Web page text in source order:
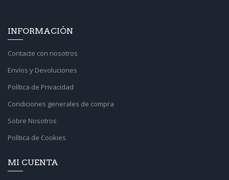
INFORMACIÓN
Contacte con nosotros
Envíos y Devoluciones
Política de Privacidad
Condiciones generales de compra
Sobre Nosotros
Política de Cookies
MI CUENTA